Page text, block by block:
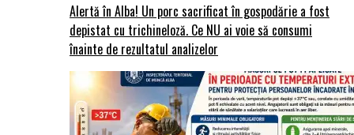
Alertă în Alba! Un porc sacrificat în gospodărie a fost
depistat cu trichineloză. Ce NU ai voie să consumi
înainte de rezultatul analizelor